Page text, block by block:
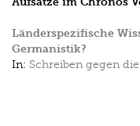
Länderspezifische
Germanistik?
In: Schreiben gegen